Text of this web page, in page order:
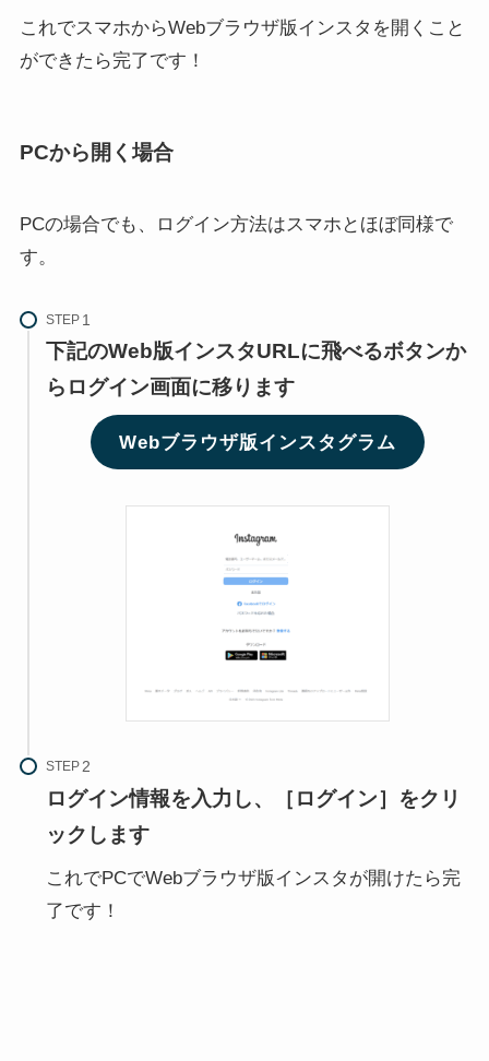
これでスマホからWebブラウザ版インスタを開くこと
ができたら完了です！
PCから開く場合
PCの場合でも、ログイン方法はスマホとほぼ同様で
す。
STEP
下記のWeb版インスタURLに飛べるボタンか
らログイン画面に移ります
Webブラウザ版インスタグラム
STEP
ログイン情報を入力し、［ログイン］をクリ
ックします
これでPCでWebブラウザ版インスタが開けたら完
了です！